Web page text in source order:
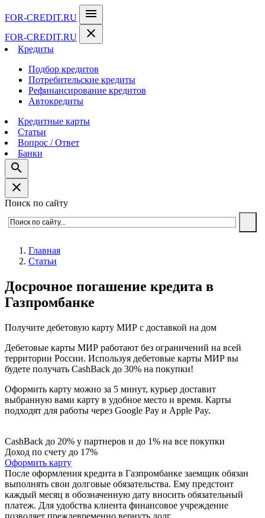
FOR-CREDIT.RU menu
FOR-CREDIT.RU close
Кредиты
Подбор кредитов
Потребительские кредиты
Рефинансирование кредитов
Автокредиты
Кредитные карты
Статьи
Вопрос / Ответ
Банки
search
close
Поиск по сайту
Главная
Статьи
Досрочное погашение кредита в
Газпромбанке
Получите дебетовую карту МИР с доставкой на дом
Дебетовые карты МИР работают без ограничений на всей
территории России. Используя дебетовые карты МИР вы
будете получать CashBack до 30% на покупки!
Оформить карту можно за 5 минут, курьер доставит
выбранную вами карту в удобное место и время. Карты
подходят для работы через Google Pay и Apple Pay.
CashBack до 20% у партнеров и до 1% на все покупки
Доход по счету до 17%
Оформить карту
После оформления кредита в Газпромбанке заемщик обязан
выполнять свои долговые обязательства. Ему предстоит
каждый месяц в обозначенную дату вносить обязательный
платеж. Для удобства клиента финансовое учреждение
позволяет преждевременно вернуть долг.